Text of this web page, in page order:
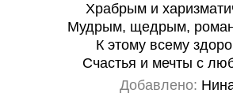
Храбрым и
Мудрым, щедрым,
К этому всему
Счастья и мечты с
Добавлено: